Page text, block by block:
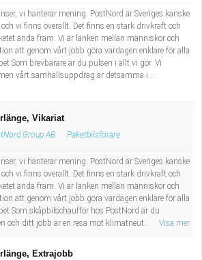
vi hanterar mening. PostNord är Sveriges kanske
vi finns överallt. Det finns en stark drivkraft och
ända fram. Vi är länken mellan människor och
att genom vårt jobb göra vardagen enklare för alla
Som brevbärare är du pulsen i allt vi gör. Vi
vårt samhällsuppdrag är detsamma i...
Vikariat
Group AB Paketbilsförare
vi hanterar mening. PostNord är Sveriges kanske
vi finns överallt. Det finns en stark drivkraft och
ända fram. Vi är länken mellan människor och
att genom vårt jobb göra vardagen enklare för alla
Som skåpbilschaufför hos PostNord är du
och ditt jobb är en resa mot klimatneut...
Visa mer
Extrajobb